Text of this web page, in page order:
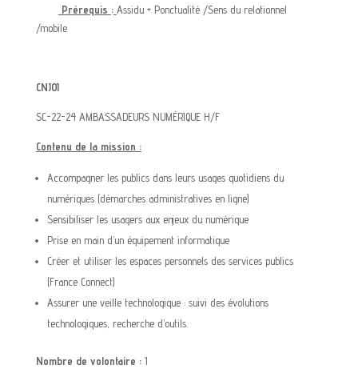
Prérequis : Assidu + Ponctualité/Sens du relationnel
/mobile
CNJOI
SC-22-24 AMBASSADEURS NUMÉRIQUE H/F
Contenu de la mission :
Accompagner les publics dans leurs usages quotidiens du
numériques (démarches administratives en ligne)
Sensibiliser les usagers aux enjeux du numérique
Prise en main d’un équipement informatique
Créer et utiliser les espaces personnels des services publics
(France Connect)
Assurer une veille technologique : suivi des évolutions
technologiques, recherche d’outils.
Nombre de volontaire :1